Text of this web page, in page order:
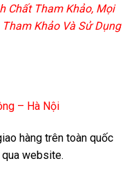
Chất Tham Khảo, Mọi
Khảo Và Sử Dụng
– Hà Nội
hàng trên toàn quốc
website.